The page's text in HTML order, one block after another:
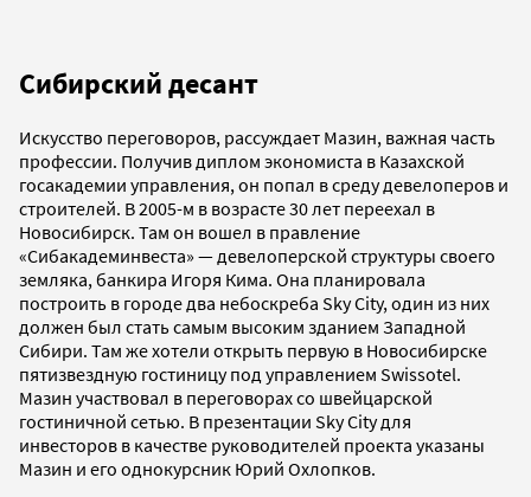
Сибирский десант
Искусство переговоров, рассуждает Мазин, важная часть
профессии. Получив диплом экономиста в Казахской
госакадемии управления, он попал в среду девелоперов и
строителей. В 2005-м в возрасте 30 лет переехал в
Новосибирск. Там он вошел в правление
«Сибакадеминвеста» — девелоперской структуры своего
земляка, банкира Игоря Кима. Она планировала
построить в городе два небоскреба Sky City, один из них
должен был стать самым высоким зданием Западной
Сибири. Там же хотели открыть первую в Новосибирске
пятизвездную гостиницу под управлением Swissotel.
Мазин участвовал в переговорах со швейцарской
гостиничной сетью. В презентации Sky City для
инвесторов в качестве руководителей проекта указаны
Мазин и его однокурсник Юрий Охлопков.